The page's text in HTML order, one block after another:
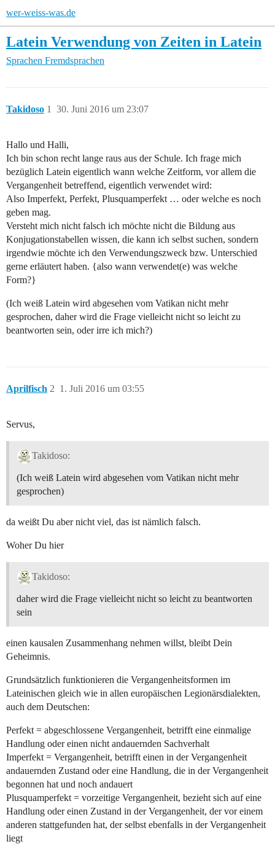
wer-weiss-was.de
Latein Verwendung von Zeiten in Latein
Sprachen Fremdsprachen
Takidoso 30. Juni 2016 um 23:07
1
Hallo und Halli,
Ich bin schon recht lange raus aus der Schule. Ich frage mich
bezüglich Latein eigentlich wann welche Zeitform, vor allem die
Vergangenheit betreffend, eigentlich verwendet wird:
Also Imperfekt, Perfekt, Plusquamperfekt … oder welche es noch
geben mag.
Versteht mich nicht falsch ich möchte nicht die Bildung aus
Konjugationstabellen wissen, die kann ich selbst suchen, sondern
irgendwie möchte ich den Verwendungszweck bzw. Unterschied
gerne erläutert haben. {also wann verwendet(e) was welche
Form?}
(Ich weiß Latein wird abgesehen vom Vatikan nicht mehr
gesprochen, daher wird die Frage vielleicht nicht so leicht zu
beantworten sein, oder irre ich mich?)
Aprilfisch 1. Juli 2016 um 03:55
2
Servus,
Takidoso:
(Ich weiß Latein wird abgesehen vom Vatikan nicht mehr
gesprochen)
da weißt Du aber nicht viel, das ist nämlich falsch.
Woher Du hier
Takidoso:
daher wird die Frage vielleicht nicht so leicht zu beantworten
sein
einen kausalen Zusammenhang nehmen willst, bleibt Dein
Geheimnis.
Grundsätzlich funktionieren die Vergangenheitsformen im
Lateinischen gleich wie in allen europäischen Legionärsdialekten,
auch dem Deutschen:
Perfekt = abgeschlossene Vergangenheit, betrifft eine einmalige
Handlung oder einen nicht andauernden Sachverhalt
Imperfekt = Vergangenheit, betrifft einen in der Vergangenheit
andauernden Zustand oder eine Handlung, die in der Vergangenheit
begonnen hat und noch andauert
Plusquamperfekt = vorzeitige Vergangenheit, bezieht sich auf eine
Handlung oder einen Zustand in der Vergangenheit, der vor einem
anderen stattgefunden hat, der selbst ebenfalls in der Vergangenheit
liegt